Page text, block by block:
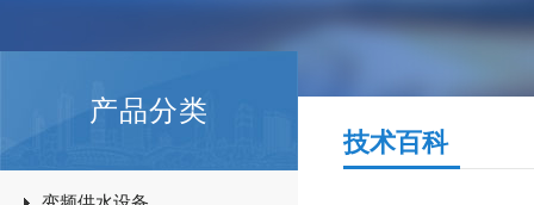
产品分类
技术百科